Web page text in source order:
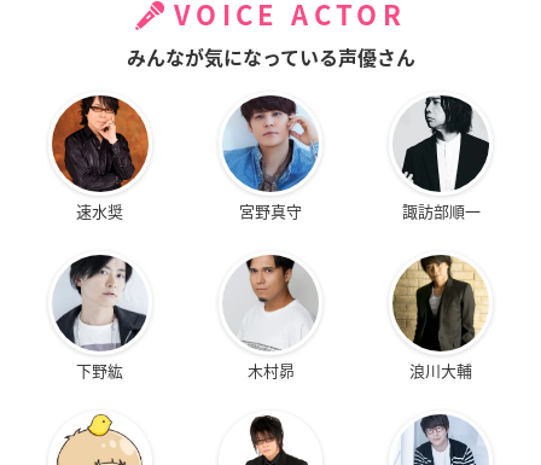
VOICE ACTOR
みんなが気になっている声優さん
速水奨 宮野真守 諏訪部順一
下野紘 木村昴 浪川大輔